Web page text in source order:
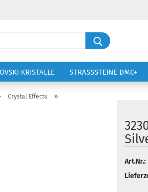
Lieferland Suche...
KRISTALLE STRASSSTEINE DMC+
STICKEREI
Crystal Effects »
Art.Nr.: